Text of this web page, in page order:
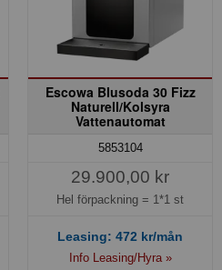
Escowa Blusoda 30 Fizz
Naturell/Kolsyra
Vattenautomat
5853104
29.900,00 kr
Hel förpackning = 1*1 st
Leasing: 472 kr/mån
Info Leasing/Hyra »